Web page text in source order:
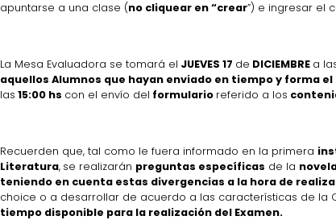
apuntarse a una clase (no cliquear en “crear”) e ingresar el
La Mesa Evaluadora se tomará el JUEVES 17 de DICIEMBRE a
aquellos Alumnos que hayan enviado en tiempo y forma
las 15:00 hs con el envío del formulario referido a los
Recuerden que, tal como le fuera informado en la primera
Literatura, se realizarán preguntas específicas de la
teniendo en cuenta estas divergencias a la hora de
choice o a desarrollar de acuerdo a las características de la
tiempo disponible para la realización del Examen.